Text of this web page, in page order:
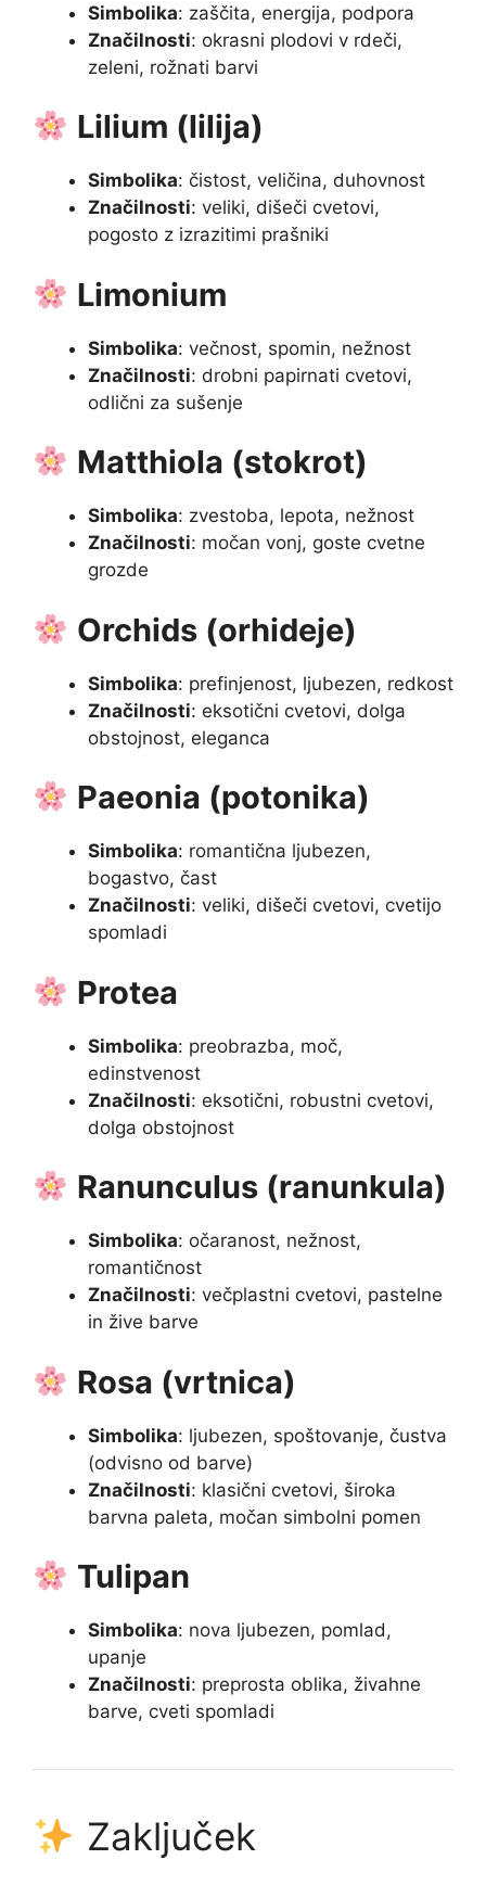
Simbolika: zaščita, energija, podpora
Značilnosti: okrasni plodovi v rdeči,
zeleni, rožnati barvi
Lilium (lilija)
Simbolika: čistost, veličina, duhovnost
Značilnosti: veliki, dišeči cvetovi,
pogosto z izrazitimi prašniki
Limonium
Simbolika: večnost, spomin, nežnost
Značilnosti: drobni papirnati cvetovi,
odlični za sušenje
Matthiola (stokrot)
Simbolika: zvestoba, lepota, nežnost
Značilnosti: močan vonj, goste cvetne
grozde
Orchids (orhideje)
Simbolika: prefinjenost, ljubezen, redkost
Značilnosti: eksotični cvetovi, dolga
obstojnost, eleganca
Paeonia (potonika)
Simbolika: romantična ljubezen,
bogastvo, čast
Značilnosti: veliki, dišeči cvetovi, cvetijo
spomladi
Protea
Simbolika: preobrazba, moč,
edinstvenost
Značilnosti: eksotični, robustni cvetovi,
dolga obstojnost
Ranunculus (ranunkula)
Simbolika: očaranost, nežnost,
romantičnost
Značilnosti: večplastni cvetovi, pastelne
in žive barve
Rosa (vrtnica)
Simbolika: ljubezen, spoštovanje, čustva
(odvisno od barve)
Značilnosti: klasični cvetovi, široka
barvna paleta, močan simbolni pomen
Tulipan
Simbolika: nova ljubezen, pomlad,
upanje
Značilnosti: preprosta oblika, živahne
barve, cveti spomladi
Zaključek